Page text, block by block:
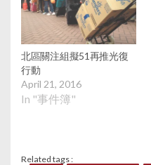
北區關注組擬51再推光復
行動
April 21, 2016
In "事件簿"
Related tags :